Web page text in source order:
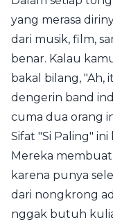
yang merasa
dari musik, film,
benar. Kalau
bakal bilang, "Ah,
dengerin band
cuma dua orang
Sifat "Si Paling"
Mereka
karena punya
dari nongkrong
nggak butuh